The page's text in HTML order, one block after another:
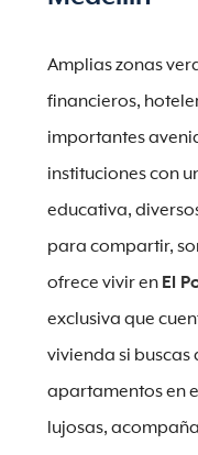
Amplias zonas
financieros,
importantes
instituciones con
educativa,
para compartir,
ofrece vivir en El
exclusiva que
vivienda si buscas
apartamentos en
lujosas,